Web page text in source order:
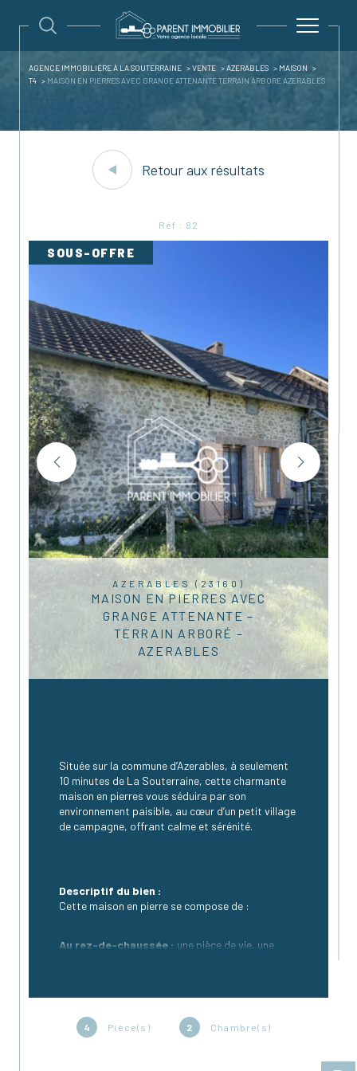
AGENCE IMMOBILIÈRE À LA SOUTERRAINE VENTE AZERABLES
MAISON
T4
MAISON EN PIERRES AVEC GRANGE ATTENANTE TERRAIN ARBORE AZERABLES
Retour aux résultats
Réf : 82
SOUS-OFFRE
AZERABLES (23160)
MAISON EN PIERRES AVEC
GRANGE ATTENANTE –
TERRAIN ARBORÉ –
AZERABLES
4 Pièce(s) 2 Chambre(s)
Située sur la commune d’Azerables, à seulement
10 minutes de La Souterraine, cette charmante
maison en pierres vous séduira par son
environnement paisible, au cœur d’un petit village
de campagne, offrant calme et sérénité.
Descriptif du bien :
Cette maison en pierre se compose de :
Au rez-de-chaussée : une pièce de vie, une
À l’étage : deux chambres.
Vous bénéficierez également d’une